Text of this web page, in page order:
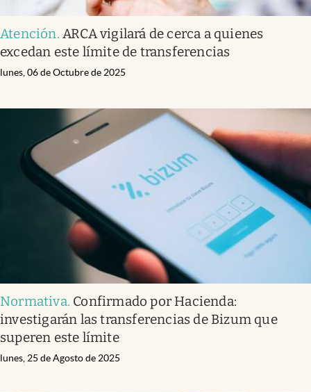
Atención.ARCA vigilará de cerca a quienes
excedan este límite de transferencias
lunes, 06 de Octubre de 2025
Normativa. Confirmado por Hacienda:
investigarán las transferencias de Bizum que
superen este límite
lunes, 25 de Agosto de 2025